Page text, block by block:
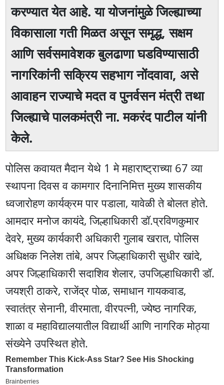
करण्यात येत आहे. या योजनांमुळे जिल्ह्याच्या
विकासाला गती मिळत असून समृद्ध, सक्षम
आणि सर्वसमावेशक बुलढाणा घडविण्यासाठी
नागरिकांनी सक्रिय सहभाग नोंदवावा, असे
आवाहन राज्याचे मदत व पुनर्वसन मंत्री तथा
जिल्ह्याचे पालकमंत्री ना. मकरंद पाटील यांनी
केले.
पोलिस कवायत मैदान येथे 1 मे महाराष्ट्राच्या 67 व्या
स्थापना दिवस व कामगार दिनानिमित्त मुख्य शासकीय
ध्वजारोहण कार्यक्रम पार पडाला, यावेळी ते बोलत होते.
आमदार मनोज कायंदे, जिल्हाधिकारी डॉ.प्रविणकुमार
देवरे, मुख्य कार्यकारी अधिकारी गुलाब खरात, पोलिस
अधिक्षक निलेश तांबे, अपर जिल्हाधिकारी सुधीर खांदे,
अपर जिल्हाधिकारी सदाशिव शेलार, उपजिल्हाधिकारी डॉ.
जयश्री ठाकरे, राजेंद्र पोळ, समाधान गायकवाड,
स्वातंत्र सेनानी, वीरमाता, वीरपत्नी, ज्येष्ठ नागरिक,
शाळा व महाविद्यालयातील विद्यार्थी आणि नागरिक मोठ्या
संख्येने उपस्थित होते.